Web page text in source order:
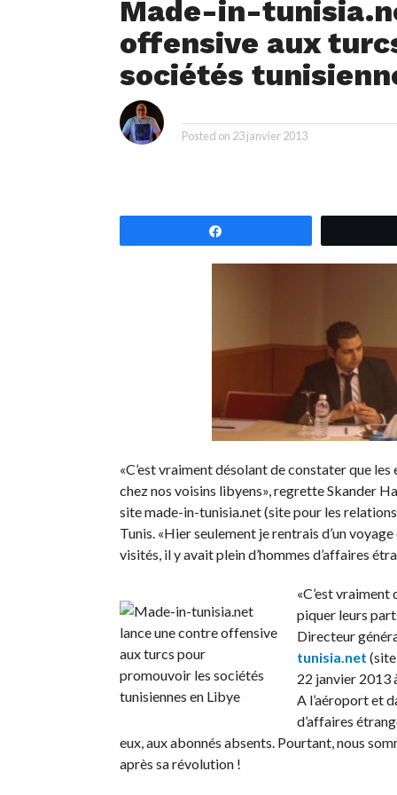
Made-in-
offensive aux
sociétés
Posted on 23 janvier 2013
«C’est vraiment désolant de constater que
chez nos voisins libyens», regrette Skander
site made-in-tunisia.net (site pour les
Tunis. «Hier seulement je rentrais d’un
visités, il y avait plein d’hommes d’affaires
«C’est
piquer leurs
Directeur
tunisia.net
22 janvier 2013
A l’aéroport et
d’affaires
eux, aux abonnés absents. Pourtant, nous
après sa révolution !